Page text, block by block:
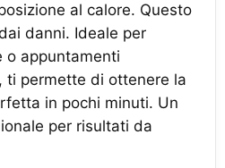
al calore. Questo
danni. Ideale per
o appuntamenti
ti permette di ottenere la
in pochi minuti. Un
per risultati da